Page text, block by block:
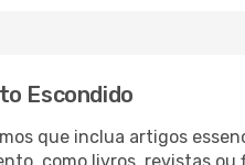
Escondido
que inclua artigos